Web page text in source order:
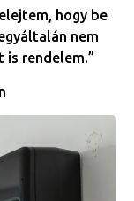
hogy be
nem
rendelem.”